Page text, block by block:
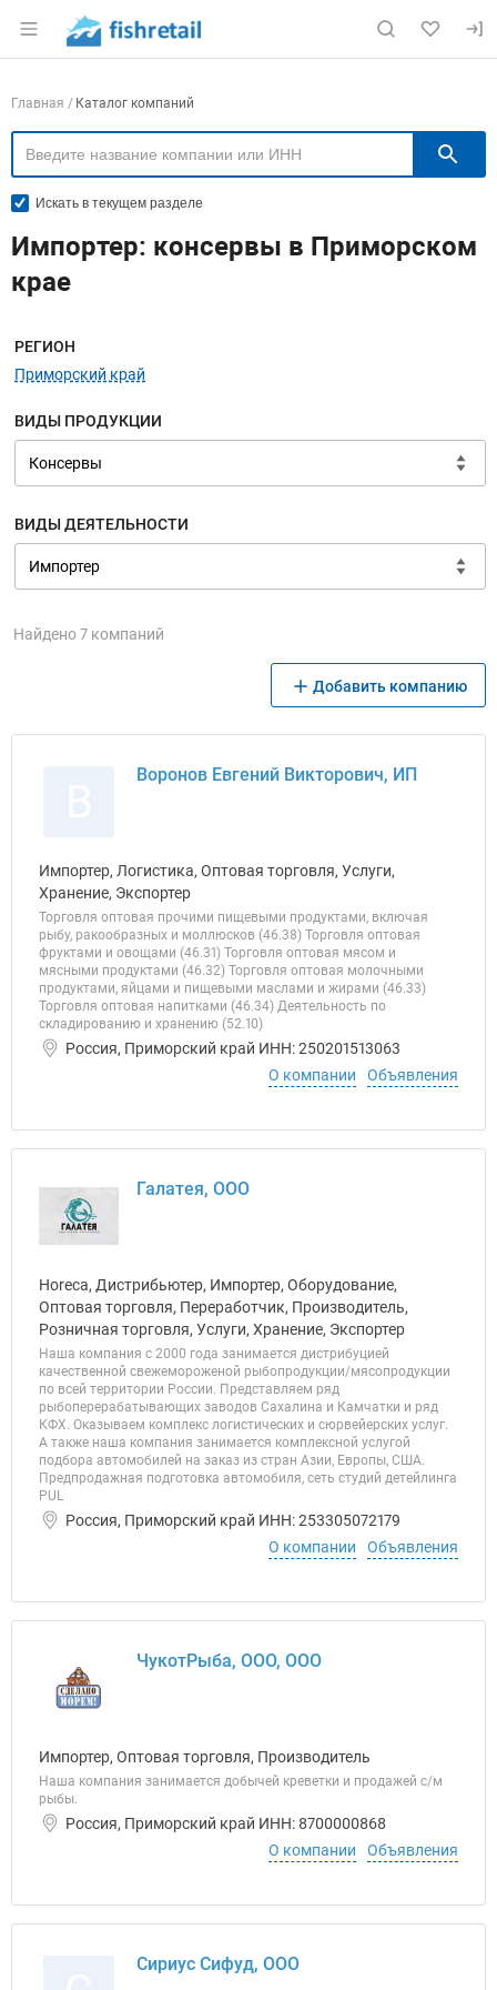
Раздел навигации по сайту fishretail.ru
Навигация по компаниям
Главная Каталог компаний
Искать в текущем разделе
Импортер: консервы в Приморском
крае
Меню навигации
РЕГИОН
Приморский край
ВИДЫ ПРОДУКЦИИ
ВИДЫ ДЕЯТЕЛЬНОСТИ
Найдено 7 компаний
Добавить компанию
Воронов Евгений Викторович, ИП
Импортер, Логистика, Оптовая торговля, Услуги,
Хранение, Экспортер
Торговля оптовая прочими пищевыми продуктами, включая
рыбу, ракообразных и моллюсков (46.38) Торговля оптовая
фруктами и овощами (46.31) Торговля оптовая мясом и
мясными продуктами (46.32) Торговля оптовая молочными
продуктами, яйцами и пищевыми маслами и жирами (46.33)
Торговля оптовая напитками (46.34) Деятельность по
складированию и хранению (52.10)
Россия, Приморский край ИНН: 250201513063
О компании
Объявления
Галатея, ООО
Horeca, Дистрибьютер, Импортер, Оборудование,
Оптовая торговля, Переработчик, Производитель,
Розничная торговля, Услуги, Хранение, Экспортер
Наша компания с 2000 года занимается дистрибуцией
качественной свежемороженой рыбопродукции/мясопродукции
по всей территории России. Представляем ряд
рыбоперерабатывающих заводов Сахалина и Камчатки и ряд
КФХ. Оказываем комплекс логистических и сюрвейерских услуг.
А также наша компания занимается комплексной услугой
подбора автомобилей на заказ из стран Азии, Европы, США.
Предпродажная подготовка автомобиля, сеть студий детейлинга
PUL
Россия, Приморский край ИНН: 253305072179
О компании
Объявления
ЧукотРыба, ООО, ООО
Импортер, Оптовая торговля, Производитель
Наша компания занимается добычей креветки и продажей с/м
рыбы.
Россия, Приморский край ИНН: 8700000868
О компании
Объявления
Сириус Сифуд, ООО